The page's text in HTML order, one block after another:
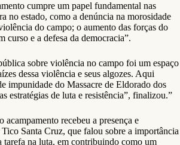
cumpre um papel fundamental nas
no estado, como a denúncia na morosidade
do campo; o aumento das forças do
curso e a defesa da democracia”.
sobre violência no campo foi um espaço
dessa violência e seus algozes. Aqui
impunidade do Massacre de Eldorado dos
estratégias de luta e resistência”, finalizou.”
acampamento recebeu a presença e
Santa Cruz, que falou sobre a importância
tarefa na luta, em contribuindo como um